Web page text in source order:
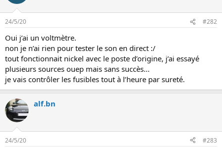
24/5/20 #282
Oui j’ai un voltmètre.
non je n’ai rien pour tester le son en direct :/
tout fonctionnait nickel avec le poste d’origine, j’ai essayé
plusieurs sources ouep mais sans succès...
je vais contrôler les fusibles tout à l’heure par sureté.
alf.bn
24/5/20 #283